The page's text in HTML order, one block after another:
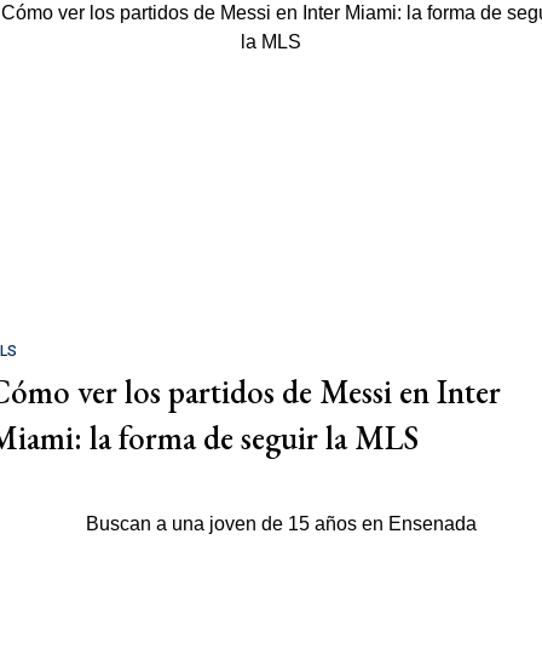
ver los partidos de Messi en Inter
la forma de seguir la MLS